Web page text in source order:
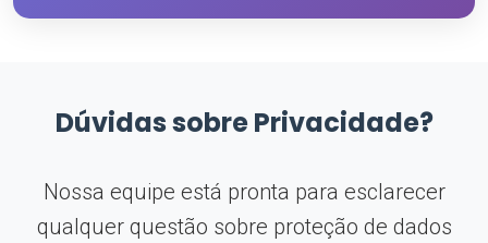
Dúvidas sobre Privacidade?
Nossa equipe está pronta para esclarecer
qualquer questão sobre proteção de dados